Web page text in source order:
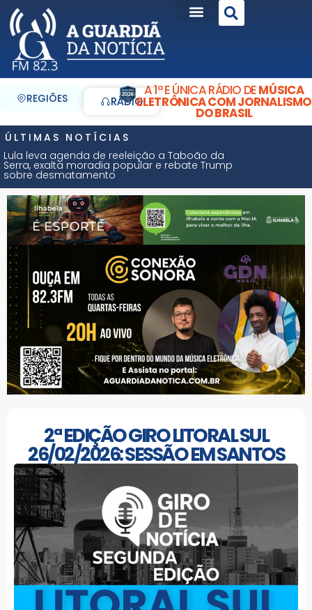
REGIÕES RÁDIO
A 1ª E ÚNICA RÁDIO DEMÚSICA
ELETRÔNICA COM JORNALISMO
DO BRASIL
ÚLTIMAS NOTÍCIAS
Lula leva agenda de reeleição a Taboão da
Serra, exalta moradia popular e rebate Trump
sobre desmatamento
2ª EDIÇÃO GIRO LITORAL SUL
26/02/2026: SESSÃO EM SANTOS